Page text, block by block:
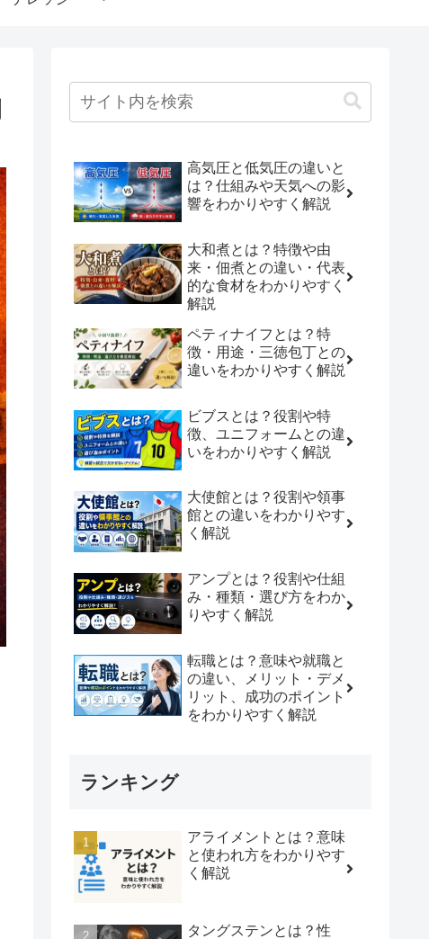
高気圧と低気圧の違いと
は？仕組みや天気への影
響をわかりやすく解説
大和煮とは？特徴や由
来・佃煮との違い・代表
的な食材をわかりやすく
解説
ペティナイフとは？特
徴・用途・三徳包丁との
違いをわかりやすく解説
ビブスとは？役割や特
徴、ユニフォームとの違
いをわかりやすく解説
大使館とは？役割や領事
館との違いをわかりやす
く解説
アンプとは？役割や仕組
み・種類・選び方をわか
りやすく解説
転職とは？意味や就職と
の違い、メリット・デメ
リット、成功のポイント
をわかりやすく解説
ランキング
アライメントとは？意味
と使われ方をわかりやす
く解説
タングステンとは？性